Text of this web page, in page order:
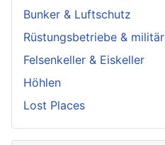
Bunker & Luftschutz
Rüstungsbetriebe &
Felsenkeller & Eiskeller
Höhlen
Lost Places